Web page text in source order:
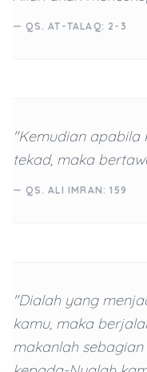
— QS. AT-TALAQ: 2-3
"Kemudian apabila
tekad, maka
— QS. ALI IMRAN: 159
"Dialah yang
kamu, maka
makanlah